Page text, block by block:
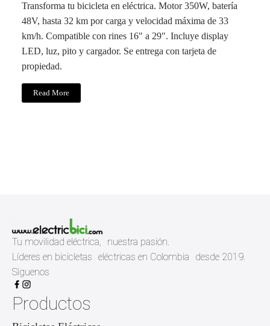
Transforma tu bicicleta en eléctrica. Motor 350W, batería
48V, hasta 32 km por carga y velocidad máxima de 33
km/h. Compatible con rines 16" a 29". Incluye display
LED, luz, pito y cargador. Se entrega con tarjeta de
propiedad.
Read More
Tu movilidad eléctrica, nuestra pasión.
Líderes en bicicletas eléctricas en Colombia desde 2019.
Siguenos
Productos